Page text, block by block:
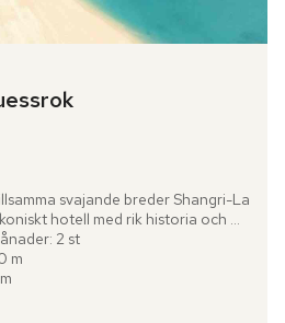
svajande breder Shangri-La
hotell med rik historia och
östkust, nära den...
2 st
m